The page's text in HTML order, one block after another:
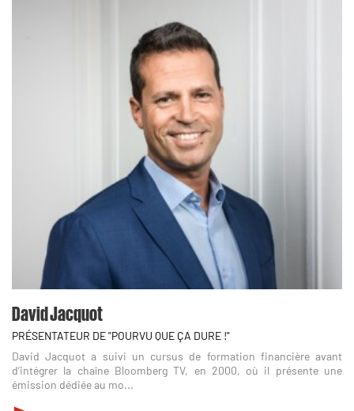
David Jacquot
PRÉSENTATEUR DE "POURVU QUE ÇA DURE !"
David Jacquot a suivi un cursus de formation financière avant
d’intégrer la chaîne Bloomberg TV, en 2000, où il présente une
émission dédiée au mo...